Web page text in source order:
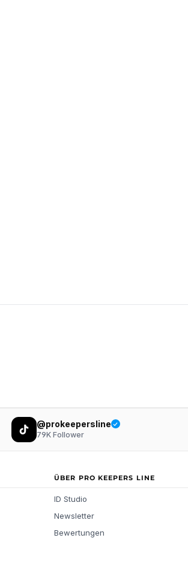
@prokeepersline
79KFollower
ÜBER PRO KEEPERS LINE
ID Studio
Newsletter
Bewertungen